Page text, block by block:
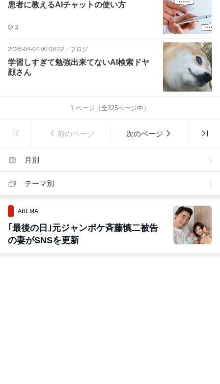
患者に教えるAIチャットの使い方
3
2026-04-04 00:08:02 ・ ブログ
学習しすぎて勉強出来てないAI検索ドヤ
顔さん
1 ページ（全325ページ中）
前のページ 次のページ
月別
テーマ別
ABEMA
｢最後の日｣元ジャンポケ斉藤慎二被告
の妻がSNSを更新